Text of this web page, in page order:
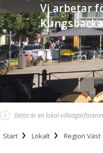
Vi arbetar
i Detta är en lokal
Start Lokalt Region Väst